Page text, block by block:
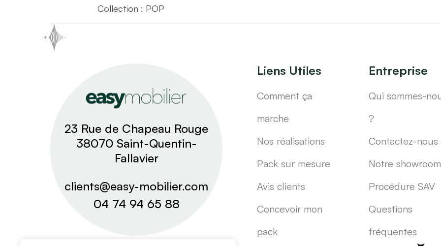
Collection : POP
23 Rue de Chapeau Rouge
38070 Saint-Quentin-
Fallavier
clients@easy-mobilier.com
04 74 94 65 88
Liens Utiles
Comment ça
marche
Nos réalisations
Pack sur mesure
Avis clients
Concevoir mon
pack
Entreprise
Qui sommes-
?
Contactez-nous
Notre showroom
Procédure SAV
Questions
fréquentes